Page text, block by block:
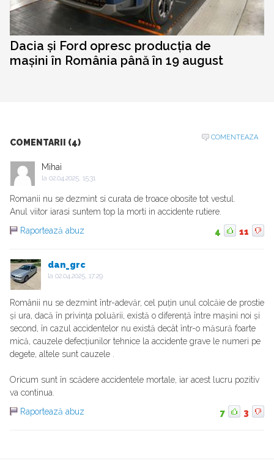
Dacia și Ford opresc producția de
mașini în România până în 19 august
COMENTARII (4)
COMENTEAZA
Mihai
la 02.04.2025, 15:31
Romanii nu se dezmint si curata de troace obosite tot vestul.
Anul viitor iarasi suntem top la morti in accidente rutiere.
Raportează abuz
4 11
dan_grc
la 02.04.2025, 17:29
Românii nu se dezmint într-adevăr, cel puțin unul colcăie de prostie
și ura, dacă în privința poluării, există o diferență între mașini noi și
second, în cazul accidentelor nu există decât într-o măsură foarte
mică, cauzele defecțiunilor tehnice la accidente grave le numeri pe
degete, altele sunt cauzele .
Oricum sunt în scădere accidentele mortale, iar acest lucru pozitiv
va continua.
Raportează abuz
7 3